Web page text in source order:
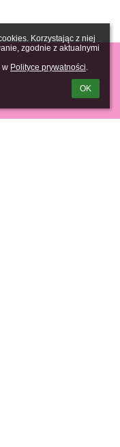
Korzystając z niej
zgodnie z aktualnymi
w Polityce prywatności.
OK